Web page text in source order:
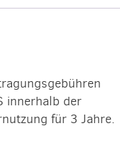
innerhalb der
für 3 Jahre.